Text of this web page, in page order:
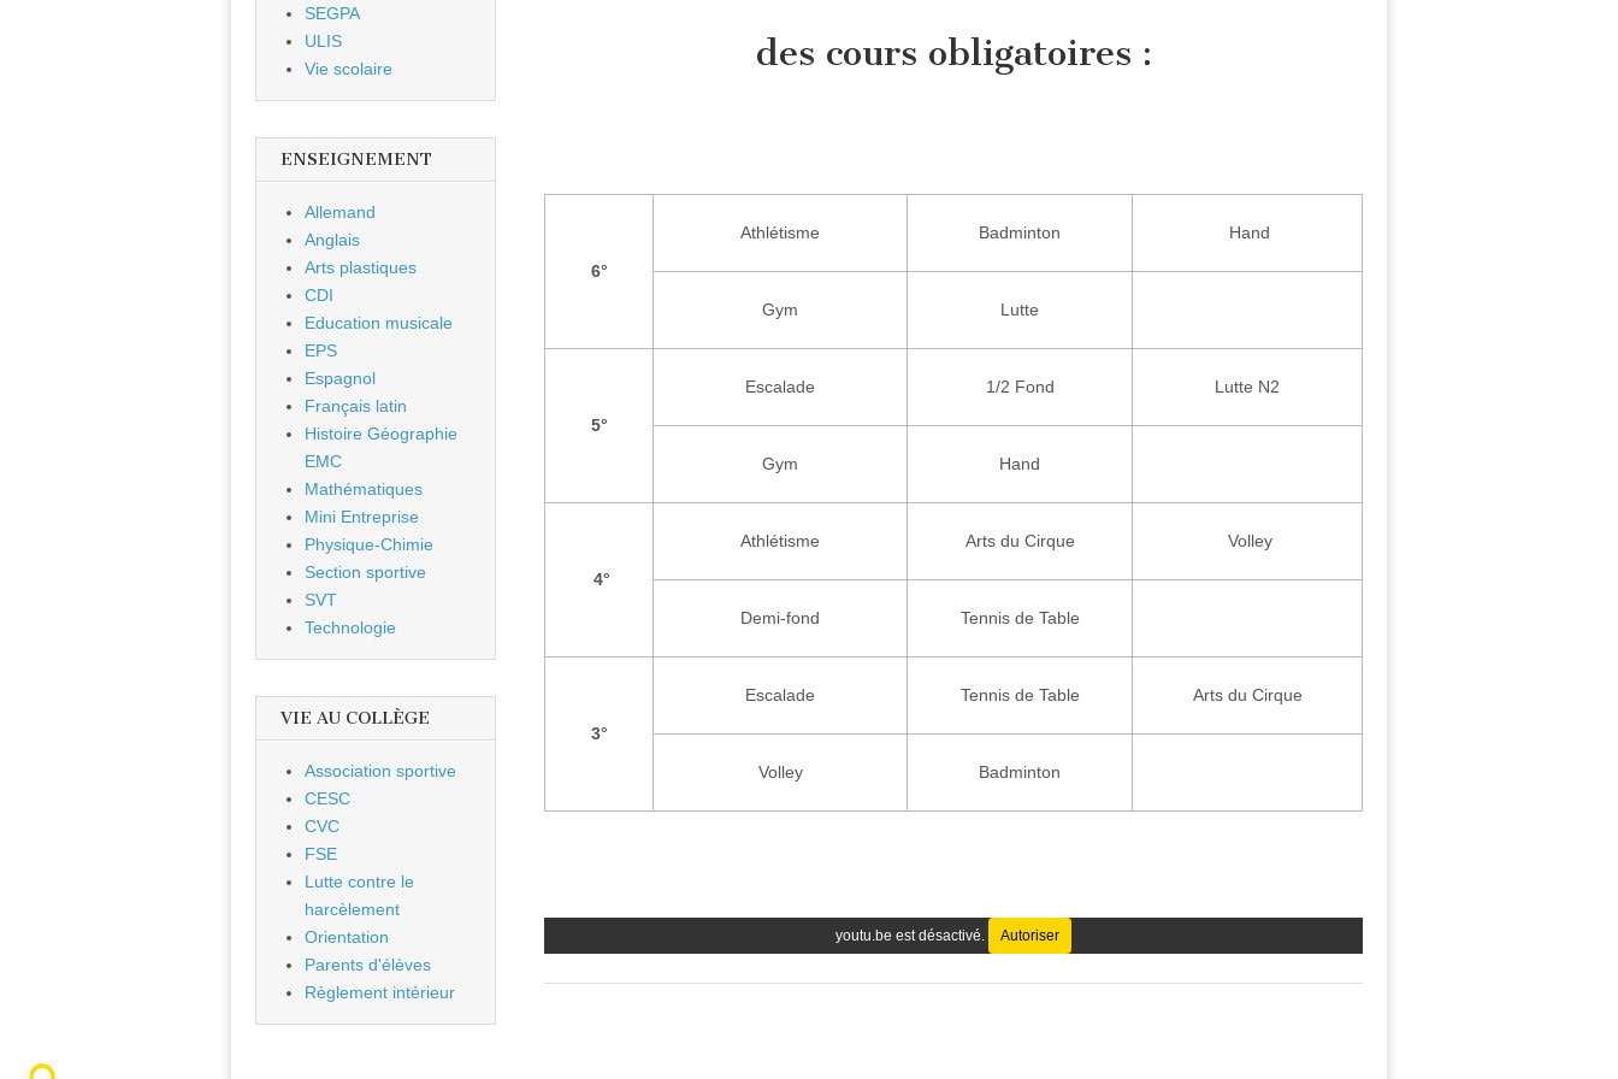
des cours obligatoires :
6°
Athlétisme Badminton Hand
Gym Lutte
5°
Escalade 1/2 Fond Lutte N2
Gym Hand
4°
Athlétisme Arts du Cirque Volley
Demi-fond Tennis de Table
3°
Escalade Tennis de Table Arts du Cirque
Volley Badminton
youtu.be est désactivé. Autoriser
SEGPA
ULIS
Vie scolaire
ENSEIGNEMENT
Allemand
Anglais
Arts plastiques
CDI
Education musicale
EPS
Espagnol
Français latin
Histoire Géographie
EMC
Mathématiques
Mini Entreprise
Physique-Chimie
Section sportive
SVT
Technologie
VIE AU COLLÈGE
Association sportive
CESC
CVC
FSE
Lutte contre le
harcèlement
Orientation
Parents d'élèves
Règlement intérieur